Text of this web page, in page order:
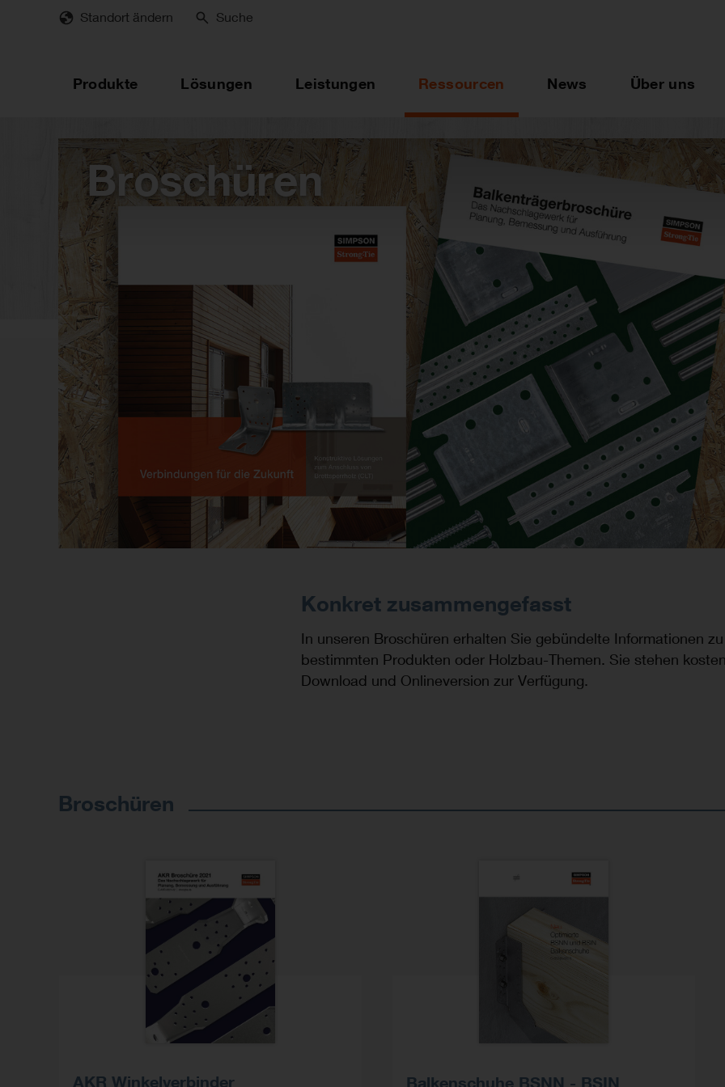
Standort ändern Suche
Produkte Lösungen Leistungen Ressourcen News Über uns
Broschüren
Konkret zusammengefasst
In unseren Broschüren erhalten Sie gebündelte Informationen zu
bestimmten Produkten oder Holzbau-Themen. Sie stehen
Download und Onlineversion zur Verfügung.
Broschüren
AKR Winkelverbinder Balkenschuhe BSNN - BSIN